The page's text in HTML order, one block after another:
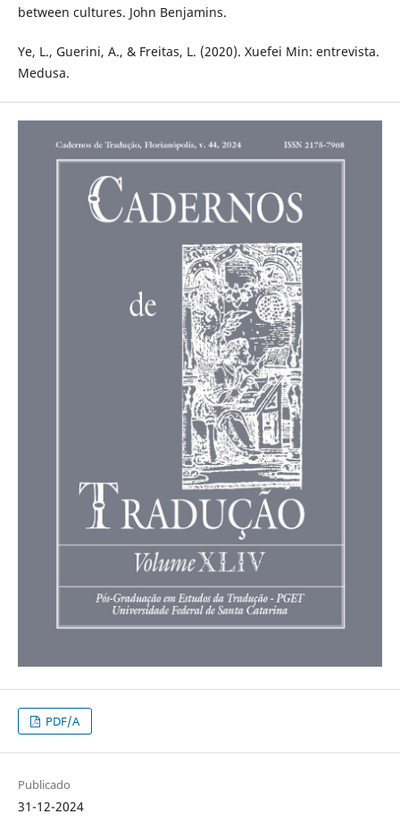
between cultures. John Benjamins.
Ye, L., Guerini, A., & Freitas, L. (2020). Xuefei Min: entrevista.
Medusa.
PDF/A
Publicado
31-12-2024